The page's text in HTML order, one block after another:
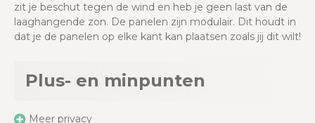
zit je beschut tegen de wind en heb je geen last van de
laaghangende zon. De panelen zijn modulair. Dit houdt in
dat je de panelen op elke kant kan plaatsen zoals jij dit wilt!
Plus- en minpunten
Meer privacy